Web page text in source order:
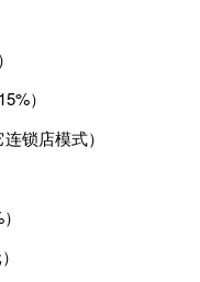
）
锁店模式）